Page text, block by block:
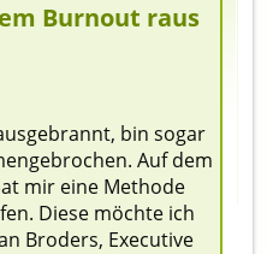
Burnout raus
bin sogar
Auf dem
mir eine Methode
Diese möchte ich
Broders, Executive